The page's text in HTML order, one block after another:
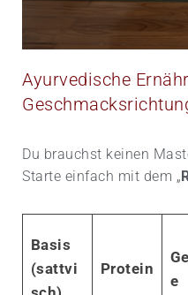
Ayurvedische
Du brauchst keinen
Starte einfach mit dem „
Basis
(sattvi
Protein
e